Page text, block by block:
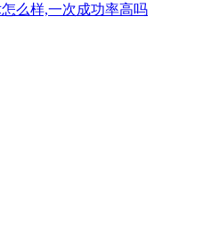
么样,一次成功率高吗